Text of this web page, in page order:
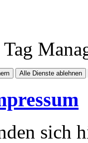
Alle Dienste ablehnen
sich